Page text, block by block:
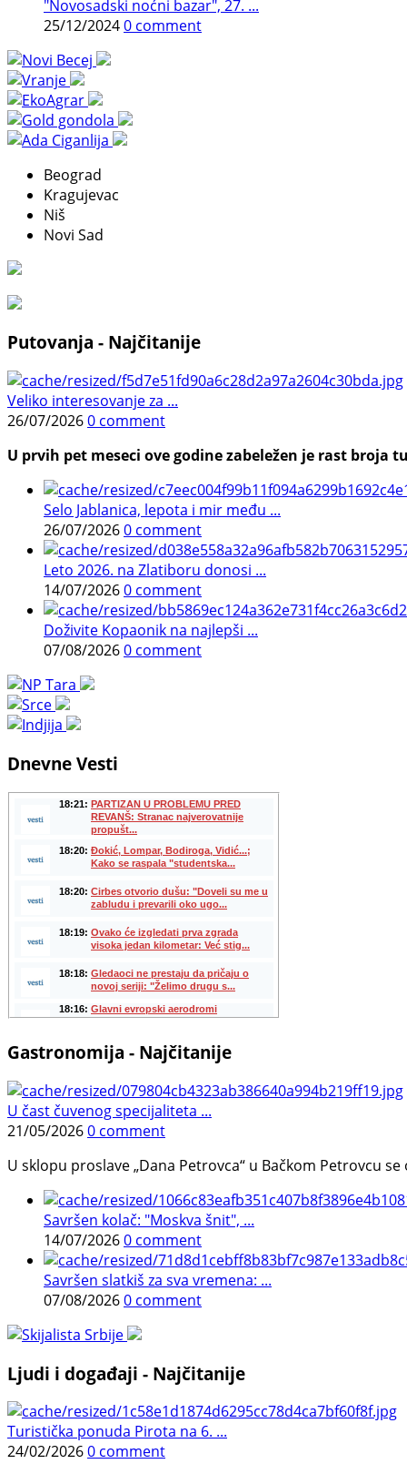
"Novosadski noćni bazar", 27. ...
25/12/20240 comment
Beograd
Kragujevac
Niš
Novi Sad
Putovanja - Najčitanije
Veliko interesovanje za ...
26/07/20260 comment
U prvih pet meseci ove godine zabeležen je rast
Selo Jablanica, lepota i mir među ...
26/07/20260 comment
Leto 2026. na Zlatiboru donosi ...
14/07/20260 comment
Doživite Kopaonik na najlepši ...
07/08/20260 comment
Dnevne Vesti
Gastronomija - Najčitanije
U čast čuvenog specijaliteta ...
21/05/20260 comment
U sklopu proslave „Dana Petrovca“ u Bačkom Petrovcu
Savršen kolač: "Moskva šnit", ...
14/07/20260 comment
Savršen slatkiš za sva vremena: ...
07/08/20260 comment
Ljudi i događaji - Najčitanije
Turistička ponuda Pirota na 6. ...
24/02/20260 comment